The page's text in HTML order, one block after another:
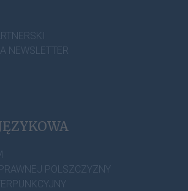
NEWSLETTER
POLSZCZYZNY